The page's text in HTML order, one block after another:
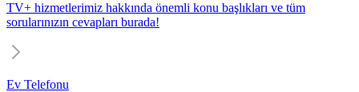
TV+ hizmetlerimiz hakkında önemli konu başlıkları ve tüm
sorularınızın cevapları burada!
Ev Telefonu